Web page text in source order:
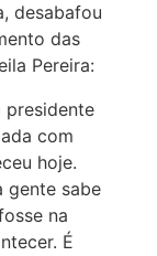
desabafou
das
Pereira:
presidente
com
hoje.
gente sabe
na
É